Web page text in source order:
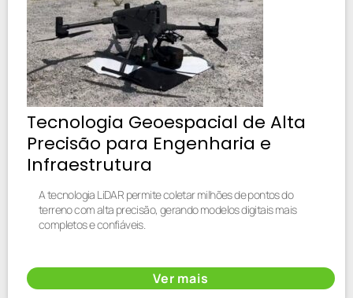
Tecnologia Geoespacial de Alta
Precisão para Engenharia e
Infraestrutura
A tecnologia LiDAR permite coletar milhões de pontos do
terreno com alta precisão, gerando modelos digitais mais
completos e confiáveis.
Ver mais